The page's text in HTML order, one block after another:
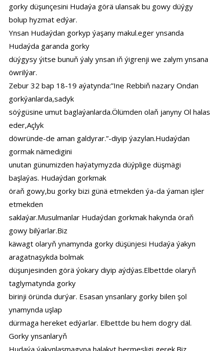
gorky düşunçesini Hudaýa görä ulansak bu gowy düýgy
bolup hyzmat edýar.
Ynsan Hudaýdan gorkyp ýaşany makul.eger ynsanda
Hudaýda garanda gorky
düýgysy ýitse bunuň ýaly ynsan iň ýigrenji we zalym ynsana
öwrilýar.
Zebur 32 bap 18-19 aýatynda:”Ine Rebbiň nazary Ondan
gorkýanlarda,sadyk
söýgüsine umut baglaýanlarda.Ölümden olaň janyny Ol halas
eder,Açlyk
döwründe-de aman galdyrar.”-diyip ýazylan.Hudaýdan
gormak nämedigini
unutan günumizden haýatymyzda düýplige düşmägi
başlaýas. Hudaýdan gorkmak
öraň gowy,bu gorky bizi günä etmekden ýa-da ýaman işler
etmekden
saklaýar.Musulmanlar Hudaýdan gorkmak hakynda öraň
gowy bilýarlar.Biz
käwagt olaryň ynamynda gorky düşünjesi Hudaýa ýakyn
aragatnaşykda bolmak
düşunjesinden görä ýokary diyip aýdýas.Elbettde olaryň
taglymatynda gorky
birinji öründa durýar. Esasan ynsanlary gorky bilen şol
ynamynda uşlap
dürmaga hereket edýarlar. Elbettde bu hem dogry däl.
Gorky ynsanlaryň
Hudaýa ýakynlaşmagyna halakyt bermesligi gerek.Biz